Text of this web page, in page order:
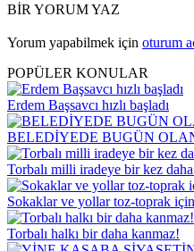
BİR YORUM YAZ
Yorum yapabilmek için oturum
POPÜLER KONULAR
Erdem Başsavcı hızlı başladı
BELEDİYEDE BUGÜN
Torbalı milli iradeye bir kez daha
Sokaklar ve yollar toz-toprak
Torbalı halkı bir daha kanmaz!